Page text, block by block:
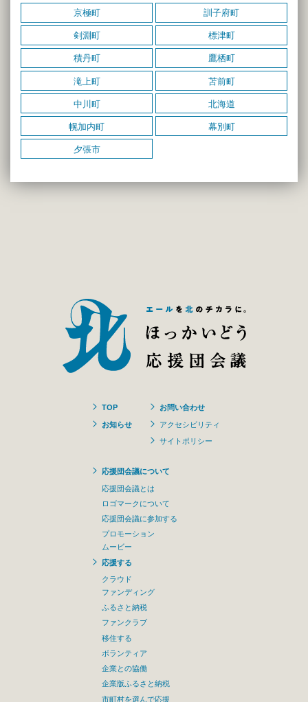
京極町
訓子府町
剣淵町
標津町
積丹町
鷹栖町
滝上町
苫前町
中川町
北海道
幌加内町
幕別町
夕張市
TOP
お知らせ
お問い合わせ
アクセシビリティ
サイトポリシー
応援団会議について
応援団会議とは
ロゴマークについて
応援団会議に参加する
プロモーション
ムービー
応援する
クラウド
ファンディング
ふるさと納税
ファンクラブ
移住する
ボランティア
企業との協働
企業版ふるさと納税
市町村を選んで応援